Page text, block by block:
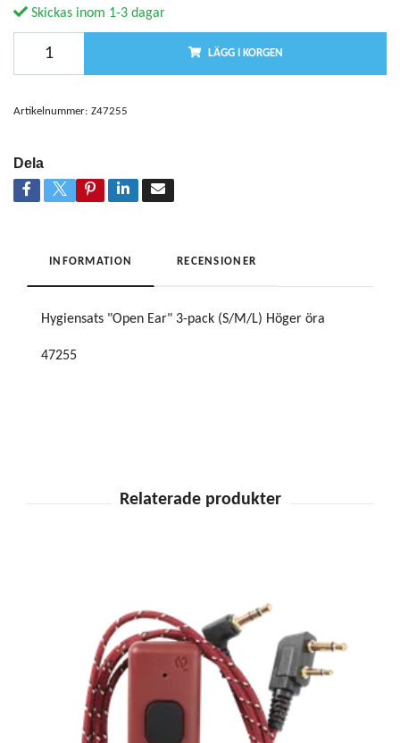
Skickas inom 1-3 dagar
LÄGG I KORGEN
Artikelnummer: Z47255
Dela
INFORMATION RECENSIONER
Hygiensats "Open Ear" 3-pack (S/M/L) Höger öra
47255